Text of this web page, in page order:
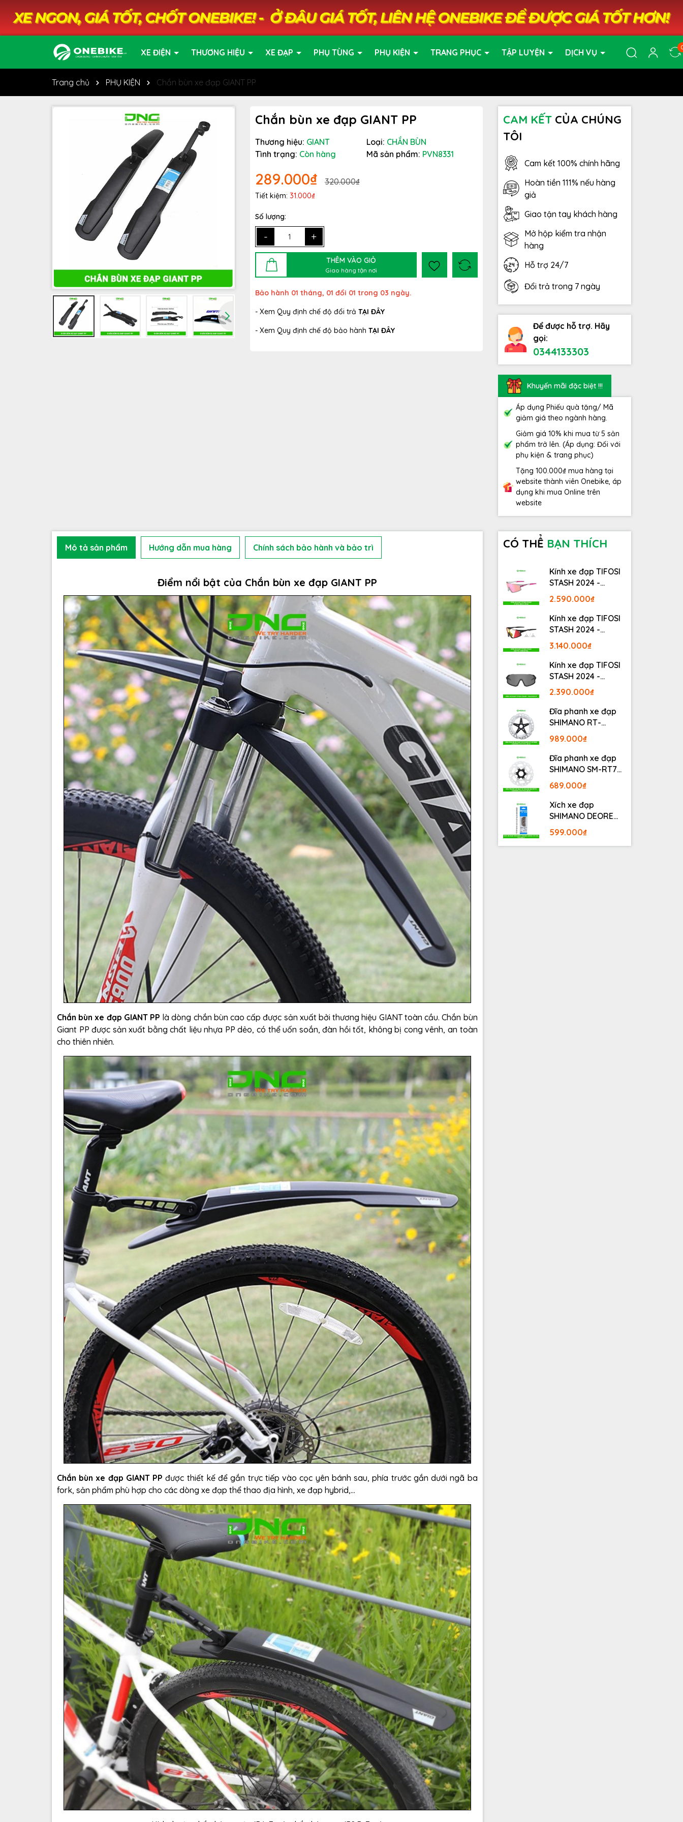
XE ĐIỆN THƯƠNG HIỆU XE ĐẠP PHỤ TÙNG PHỤ KIỆN TRANG PHỤC TẬP LUYỆN DỊCH VỤ
Trang chủ PHỤ KIỆN Chắn bùn xe đạp GIANT PP
Chắn bùn xe đạp GIANT PP
Thương hiệu: GIANT Loại: CHẮN BÙN
Tình trạng: Còn hàng Mã sản phẩm: PVN8331
289.000₫ 320.000₫
Tiết kiệm: 31.000₫
Số lượng:
- +
THÊM VÀO GIỎ
Giao hàng tận nơi
Bảo hành 01 tháng, 01 đổi 01 trong 03 ngày.
- Xem Quy định chế độ đổi trả TẠI ĐÂY
- Xem Quy định chế độ bảo hành TẠI ĐÂY
CAM KẾTCỦA CHÚNG
TÔI
Cam kết 100% chính hãng
Hoàn tiền 111% nếu hàng
giả
Giao tận tay khách hàng
Mở hộp kiểm tra nhận
hàng
Hỗ trợ 24/7
Đổi trả trong 7 ngày
Để được hỗ trợ. Hãy
gọi:
0344133303
Khuyến mãi đặc biệt !!!
Áp dụng Phiếu quà tặng/ Mã
giảm giá theo ngành hàng.
Giảm giá 10% khi mua từ 5 sản
phẩm trở lên. (Áp dụng: Đối với
phụ kiện & trang phục)
Tặng 100.000₫ mua hàng tại
website thành viên Onebike, áp
dụng khi mua Online trên
website
Mô tả sản phẩm Hướng dẫn mua hàng Chính sách bảo hành và bảo trì
Điểm nổi bật của Chắn bùn xe đạp GIANT PP
Chắn bùn xe đạp GIANT PP là dòng chắn bùn cao cấp được sản xuất bởi thương hiệu GIANT toàn cầu. Chắn bùn
Giant PP được sản xuất bằng chất liệu nhựa PP dẻo, có thể uốn soắn, đàn hồi tốt, không bị cong vênh, an toàn
cho thiên nhiên.
Chắn bùn xe đạp GIANT PP được thiết kế để gắn trực tiếp vào cọc yên bánh sau, phía trước gắn dưới ngã ba
fork, sản phẩm phù hợp cho các dòng xe đạp thể thao địa hình, xe đạp hybrid,...
CÓ THỂ BẠN THÍCH
Kính xe đạp TIFOSI
STASH 2024 -
STASH, RACE PINK
2.590.000₫
Kính xe đạp TIFOSI
STASH 2024 -
MATTE GUNMETAL
3.140.000₫
Kính xe đạp TIFOSI
STASH 2024 -
BLACKOUT
2.390.000₫
Đĩa phanh xe đạp
SHIMANO RT-
MT800 Center lock
Fullbox
989.000₫
Đĩa phanh xe đạp
SHIMANO SM-RT70
Center lock Fullbox
689.000₫
Xích xe đạp
SHIMANO DEORE
M6100 12S 126L
Fullbox
599.000₫